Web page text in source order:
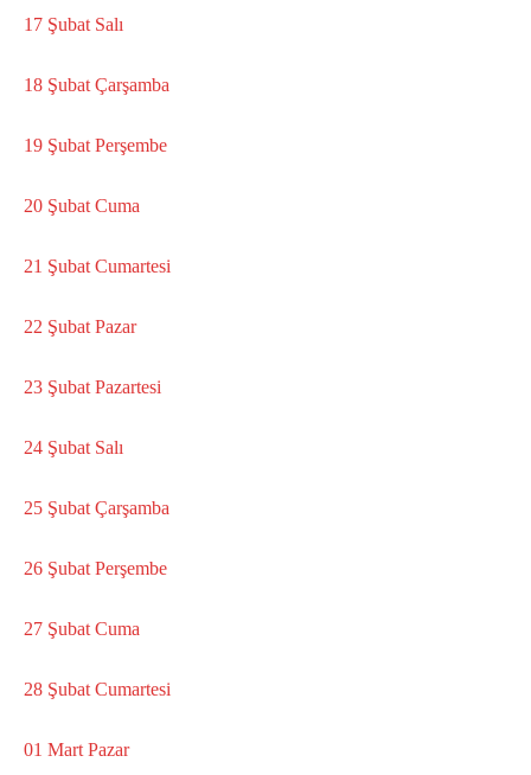
17 Şubat Salı
18 Şubat Çarşamba
19 Şubat Perşembe
20 Şubat Cuma
21 Şubat Cumartesi
22 Şubat Pazar
23 Şubat Pazartesi
24 Şubat Salı
25 Şubat Çarşamba
26 Şubat Perşembe
27 Şubat Cuma
28 Şubat Cumartesi
01 Mart Pazar